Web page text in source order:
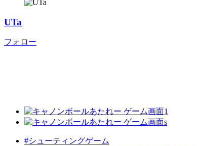
UTa
フォロー
#シューティングゲーム